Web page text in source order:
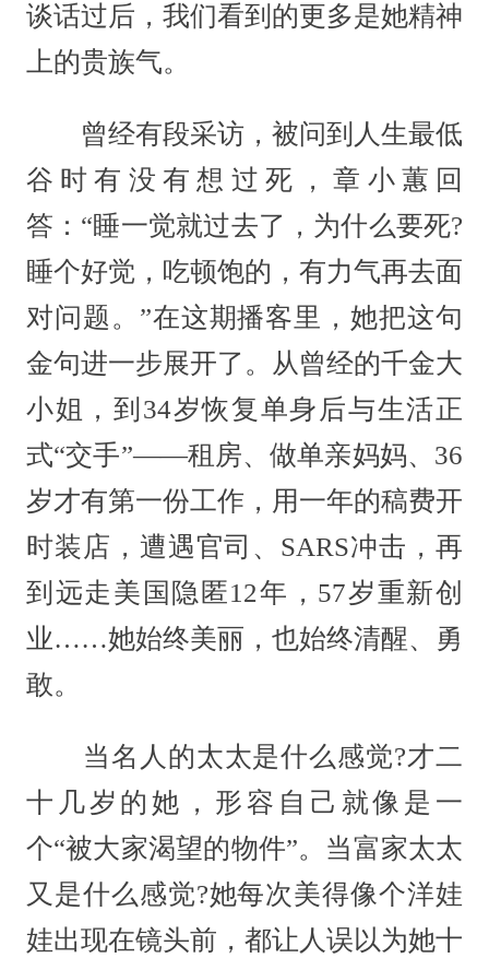
谈话过后，我们看到的更多是她精神
上的贵族气。
曾经有段采访，被问到人生最低
谷时有没有想过死，章小蕙回
答：“睡一觉就过去了，为什么要死?
睡个好觉，吃顿饱的，有力气再去面
对问题。”在这期播客里，她把这句
金句进一步展开了。从曾经的千金大
小姐，到34岁恢复单身后与生活正
式“交手”——租房、做单亲妈妈、36
岁才有第一份工作，用一年的稿费开
时装店，遭遇官司、SARS冲击，再
到远走美国隐匿12年，57岁重新创
业……她始终美丽，也始终清醒、勇
敢。
当名人的太太是什么感觉?才二
十几岁的她，形容自己就像是一
个“被大家渴望的物件”。当富家太太
又是什么感觉?她每次美得像个洋娃
娃出现在镜头前，都让人误以为她十